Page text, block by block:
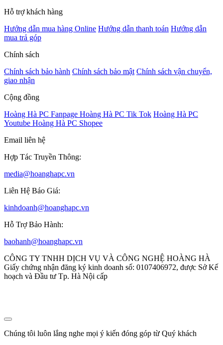
Hỗ trợ khách hàng
Hướng dẫn mua hàng Online Hướng dẫn thanh toán Hướng dẫn
mua trả góp
Chính sách
Chính sách bảo hành Chính sách bảo mật Chính sách vận chuyển,
giao nhận
Cộng đồng
Hoàng Hà PC Fanpage Hoàng Hà PC Tik Tok Hoàng Hà PC
Youtube Hoàng Hà PC Shopee
Email liên hệ
Hợp Tác Truyền Thông:
media@hoanghapc.vn
Liên Hệ Báo Giá:
kinhdoanh@hoanghapc.vn
Hỗ Trợ Bảo Hành:
baohanh@hoanghapc.vn
CÔNG TY TNHH DỊCH VỤ VÀ CÔNG NGHỆ HOÀNG HÀ
Giấy chứng nhận đăng ký kinh doanh số: 0107406972, được Sở Kế
hoạch và Đầu tư Tp. Hà Nội cấp
Chúng tôi luôn lắng nghe mọi ý kiến đóng góp từ Quý khách